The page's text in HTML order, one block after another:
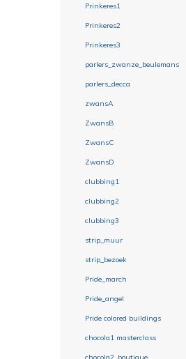
Prinkeres1
Prinkeres2
Prinkeres3
parlers_zwanze_beulemans
parlers_decca
zwansA
ZwansB
ZwansC
ZwansD
clubbing1
clubbing2
clubbing3
strip_muur
strip_bezoek
Pride_march
Pride_angel
Pride colored buildings
chocola1 masterclass